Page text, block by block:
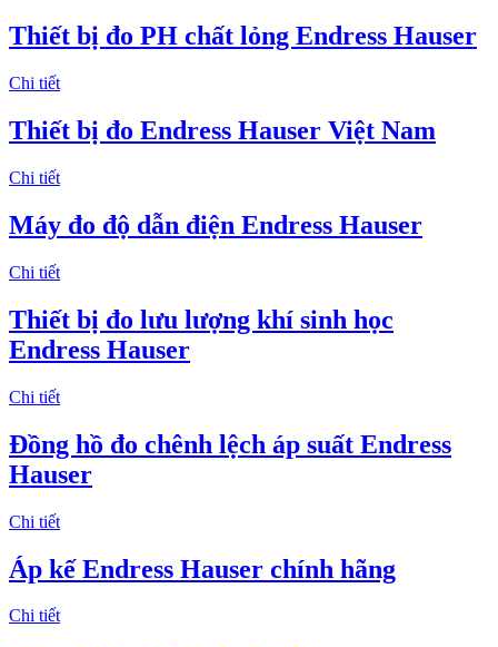
Thiết bị đo PH chất lỏng Endress Hauser
Chi tiết
Thiết bị đo Endress Hauser Việt Nam
Chi tiết
Máy đo độ dẫn điện Endress Hauser
Chi tiết
Thiết bị đo lưu lượng khí sinh học
Endress Hauser
Chi tiết
Đồng hồ đo chênh lệch áp suất Endress
Hauser
Chi tiết
Áp kế Endress Hauser chính hãng
Chi tiết